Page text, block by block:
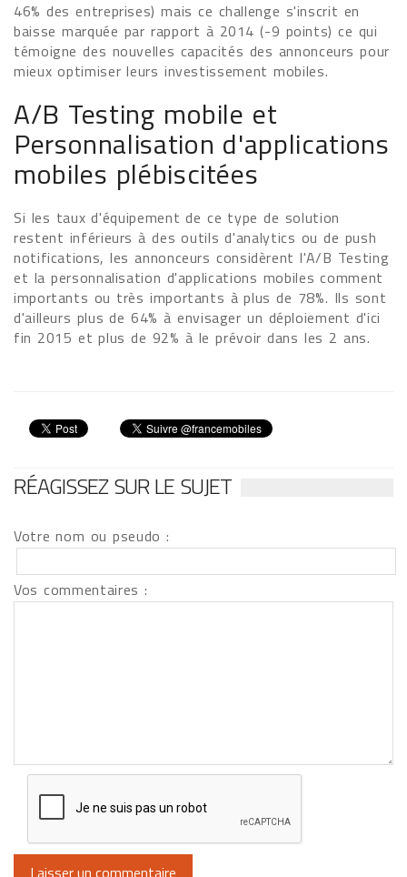
46% des entreprises) mais ce challenge s'inscrit en
baisse marquée par rapport à 2014 (-9 points) ce qui
témoigne des nouvelles capacités des annonceurs pour
mieux optimiser leurs investissement mobiles.
A/B Testing mobile et
Personnalisation d'applications
mobiles plébiscitées
Si les taux d'équipement de ce type de solution
restent inférieurs à des outils d'analytics ou de push
notifications, les annonceurs considèrent l'A/B Testing
et la personnalisation d'applications mobiles comment
importants ou très importants à plus de 78%. Ils sont
d'ailleurs plus de 64% à envisager un déploiement d'ici
fin 2015 et plus de 92% à le prévoir dans les 2 ans.
RÉAGISSEZ SUR LE SUJET
Votre nom ou pseudo :
Vos commentaires :